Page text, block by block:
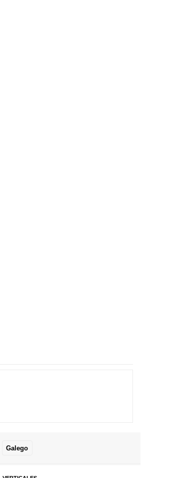
Galego